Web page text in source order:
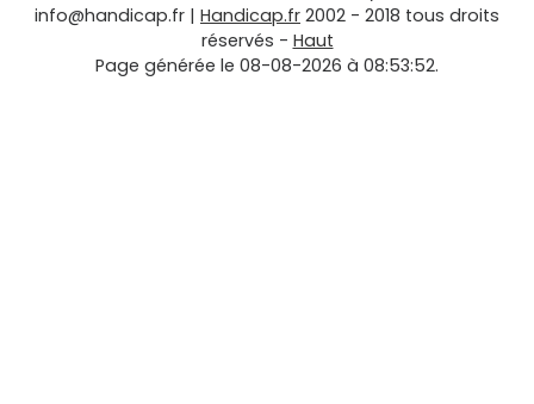
info@handicap.fr | Handicap.fr 2002 - 2018 tous droits
réservés - Haut
Page générée le 08-08-2026 à 08:53:52.